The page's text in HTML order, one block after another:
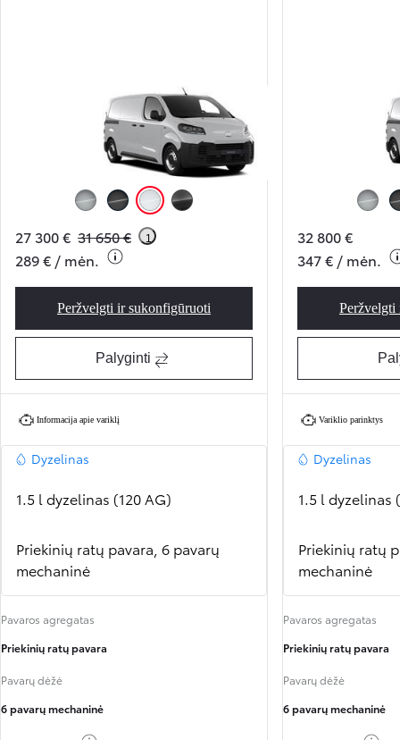
Metallic Silver (KCA)
Metallic Black (KTV)
Icy White (EPR)
27 300 € 31 650 € 1
289 € / mėn.
Peržvelgti ir sukonfigūruoti
Proace Professional
Palyginti
Informacija apie variklį
Dyzelinas
1.5 l dyzelinas (120 AG)
Priekinių ratų pavara, 6 pavarų
mechaninė
Pavaros agregatas
Priekinių ratų pavara
Pavarų dėžė
6 pavarų mechaninė
32 800 €
347 € / mėn.
Variklio parinktys
Dyzelinas
1.5 l dyzelinas
Priekinių ratų
mechaninė
Pavaros agregatas
Priekinių ratų pavara
Pavarų dėžė
6 pavarų mechaninė